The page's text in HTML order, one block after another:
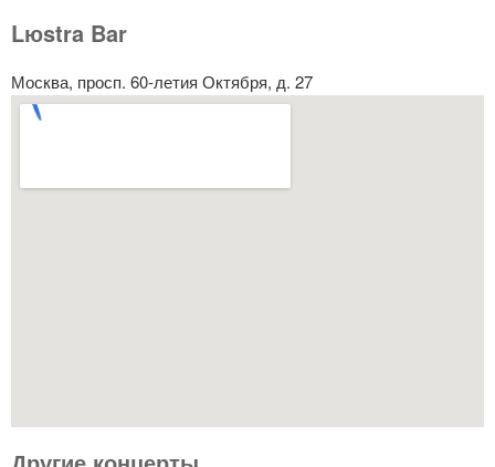
Lюstra Bar
Москва, просп. 60-летия Октября, д. 27